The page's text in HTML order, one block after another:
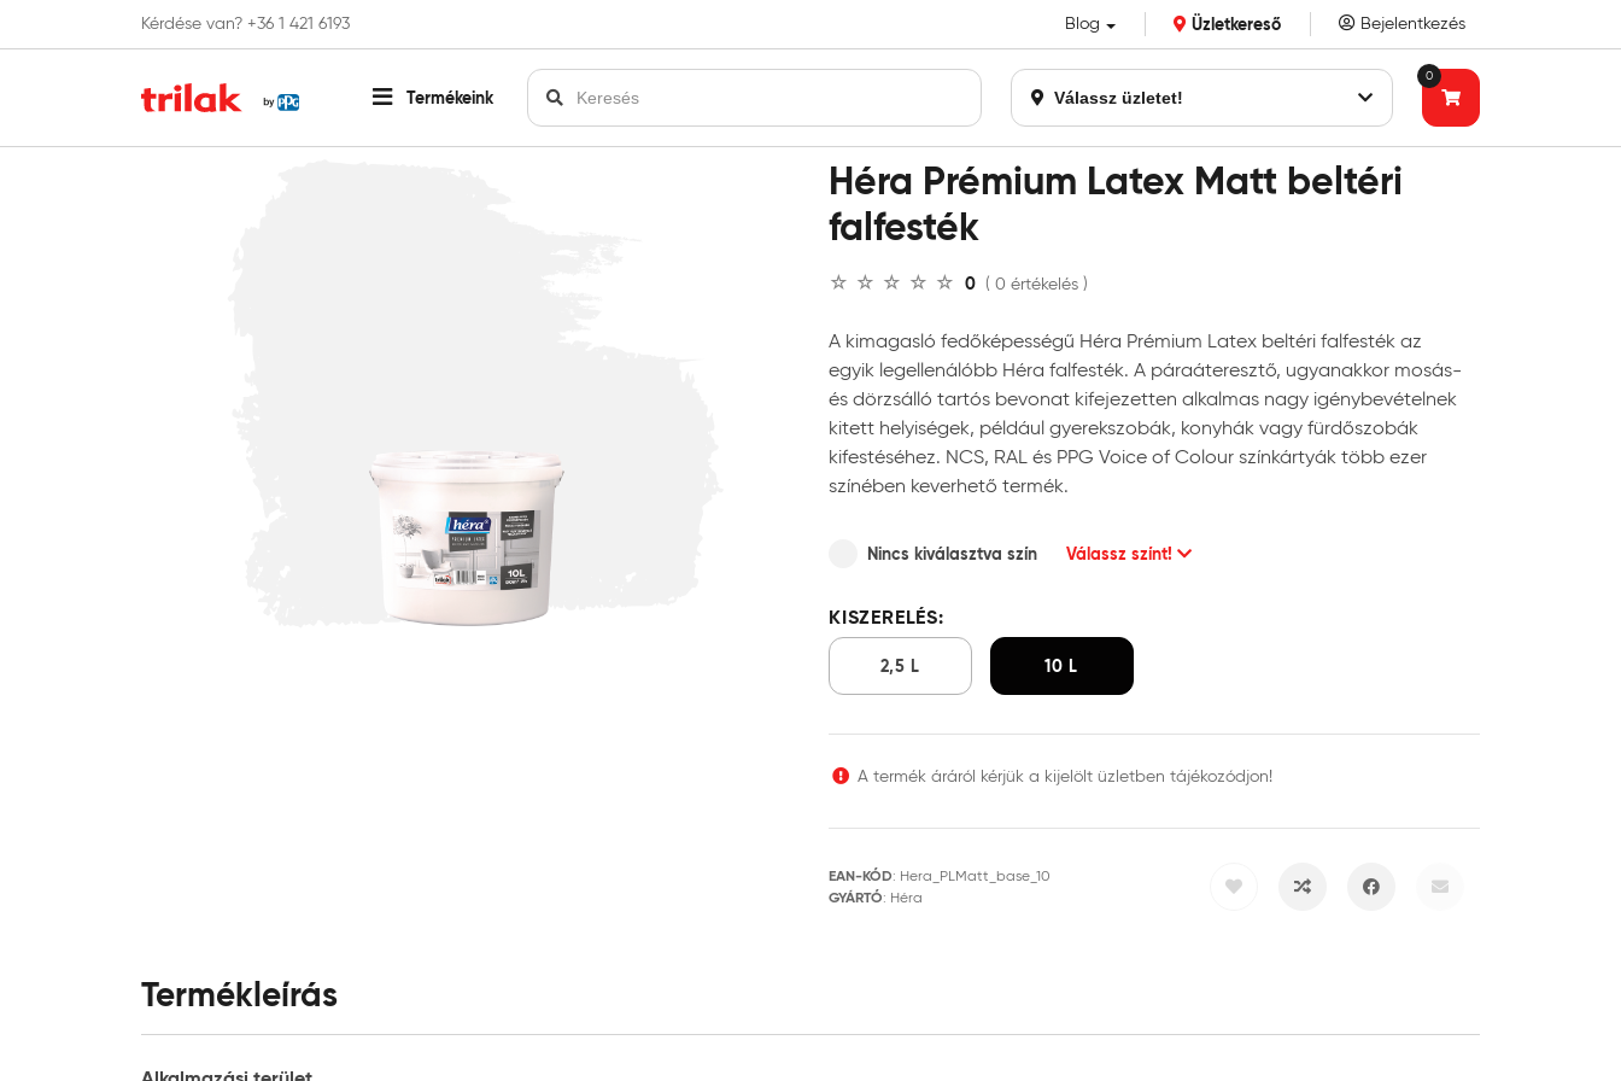
Kérdése van? +36 1 421 6193 Blog Üzletkereső Bejelentkezés
Termékeink Válassz üzletet!
0
Fontos tájékoztatás! Webshopunk hamarosan bezárásra kerül. Kérjük, új rendelést már ne adjon le. Köszönjük eddigi bizalmát!
Héra Prémium Latex Matt beltéri
falfesték
0 ( 0 értékelés )
A kimagasló fedőképességű Héra Prémium Latex beltéri falfesték az
egyik legellenálóbb Héra falfesték. A páraáteresztő, ugyanakkor mosás-
és dörzsálló tartós bevonat kifejezetten alkalmas nagy igénybevételnek
kitett helyiségek, például gyerekszobák, konyhák vagy fürdőszobák
kifestéséhez. NCS, RAL és PPG Voice of Colour színkártyák több ezer
színében keverhető termék.
Nincs kiválasztva szín Válassz színt!
KISZERELÉS:
2,5 L 10 L
A termék áráról kérjük a kijelölt üzletben tájékozódjon!
EAN-KÓD: Hera_PLMatt_base_10
GYÁRTÓ: Héra
Termékleírás